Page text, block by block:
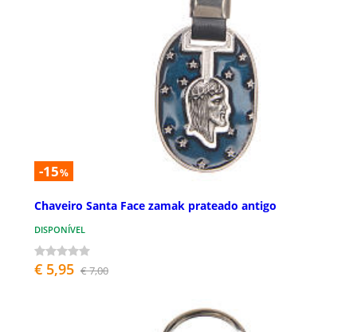
-15%
Chaveiro Santa Face zamak prateado antigo
DISPONÍVEL
€ 5,95 € 7,00